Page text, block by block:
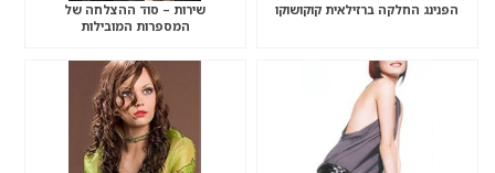
הפנינג החלקה ברזילאית קוקושוקו
שירות – סוד ההצלחה של
המספרות המובילות